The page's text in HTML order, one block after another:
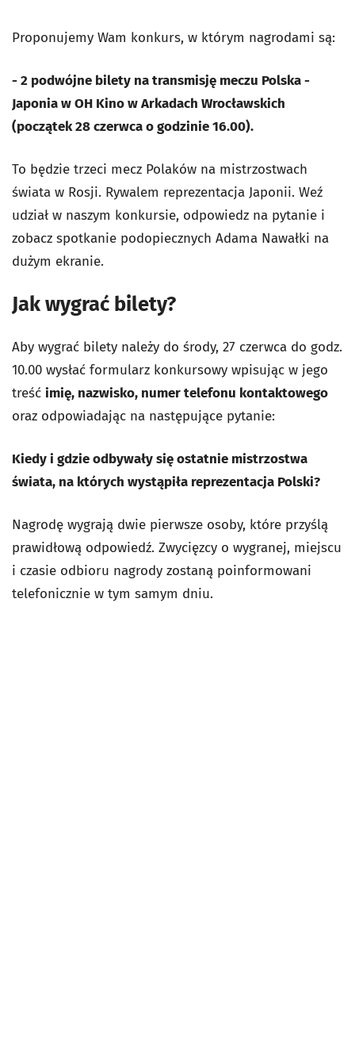
Proponujemy Wam konkurs, w którym nagrodami są:
- 2 podwójne bilety na transmisję meczu Polska -
Japonia w OH Kino w Arkadach Wrocławskich
(początek 28 czerwca o godzinie 16.00).
To będzie trzeci mecz Polaków na mistrzostwach
świata w Rosji. Rywalem reprezentacja Japonii. Weź
udział w naszym konkursie, odpowiedz na pytanie i
zobacz spotkanie podopiecznych Adama Nawałki na
dużym ekranie.
Jak wygrać bilety?
Aby wygrać bilety należy do środy, 27 czerwca do godz.
10.00 wysłać formularz konkursowy wpisując w jego
treść imię, nazwisko, numer telefonu kontaktowego
oraz odpowiadając na następujące pytanie:
Kiedy i gdzie odbywały się ostatnie mistrzostwa
świata, na których wystąpiła reprezentacja Polski?
Nagrodę wygrają dwie pierwsze osoby, które przyślą
prawidłową odpowiedź. Zwycięzcy o wygranej, miejscu
i czasie odbioru nagrody zostaną poinformowani
telefonicznie w tym samym dniu.